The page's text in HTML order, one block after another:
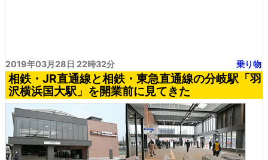
2019年03月28日 22時32分 乗り物
相鉄・JR直通線と相鉄・東急直通線の分岐駅「羽
沢横浜国大駅」を開業前に見てきた